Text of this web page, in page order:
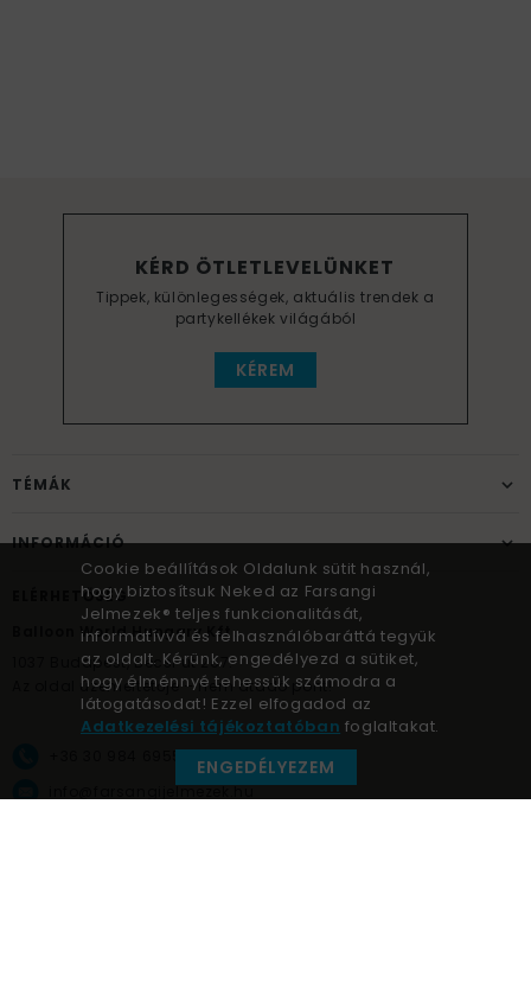
KÉRD ÖTLETLEVELÜNKET
Tippek, különlegességek, aktuális trendek a
partykellékek világából
KÉREM
TÉMÁK
INFORMÁCIÓ
ELÉRHETŐSÉG
Balloon World Hungary Kft.
Budapest, Bécsi út 267.
Az oldal üzemeltetője – nem átadó pont!
+36 30 984 6955
info@farsangijelmezek.hu
Cookie beállítások Oldalunk sütit használ,
hogy biztosítsuk Neked az Farsangi
Jelmezek® teljes funkcionalitását,
informatívvá és felhasználóbaráttá tegyük
az oldalt. Kérünk, engedélyezd a sütiket,
hogy élménnyé tehessük számodra a
látogatásodat! Ezzel elfogadod az
Adatkezelési tájékoztatóban foglaltakat.
ENGEDÉLYEZEM